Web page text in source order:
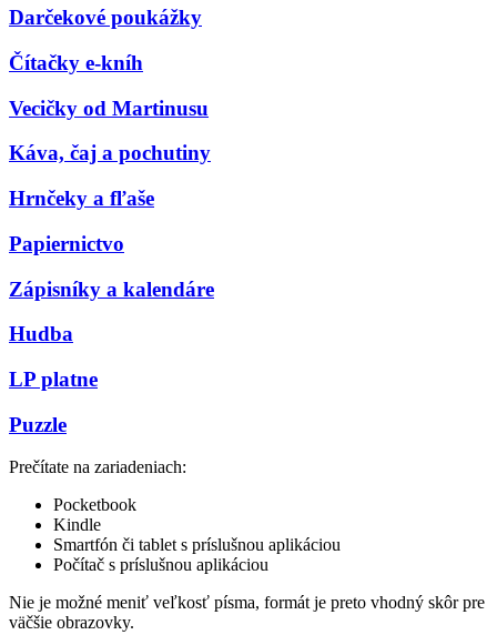
Darčekové poukážky
Čítačky e-kníh
Vecičky od Martinusu
Káva, čaj a pochutiny
Hrnčeky a fľaše
Papiernictvo
Zápisníky a kalendáre
Hudba
LP platne
Puzzle
Prečítate na zariadeniach:
Pocketbook
Kindle
Smartfón či tablet s príslušnou aplikáciou
Počítač s príslušnou aplikáciou
Nie je možné meniť veľkosť písma, formát je preto vhodný skôr pre
väčšie obrazovky.